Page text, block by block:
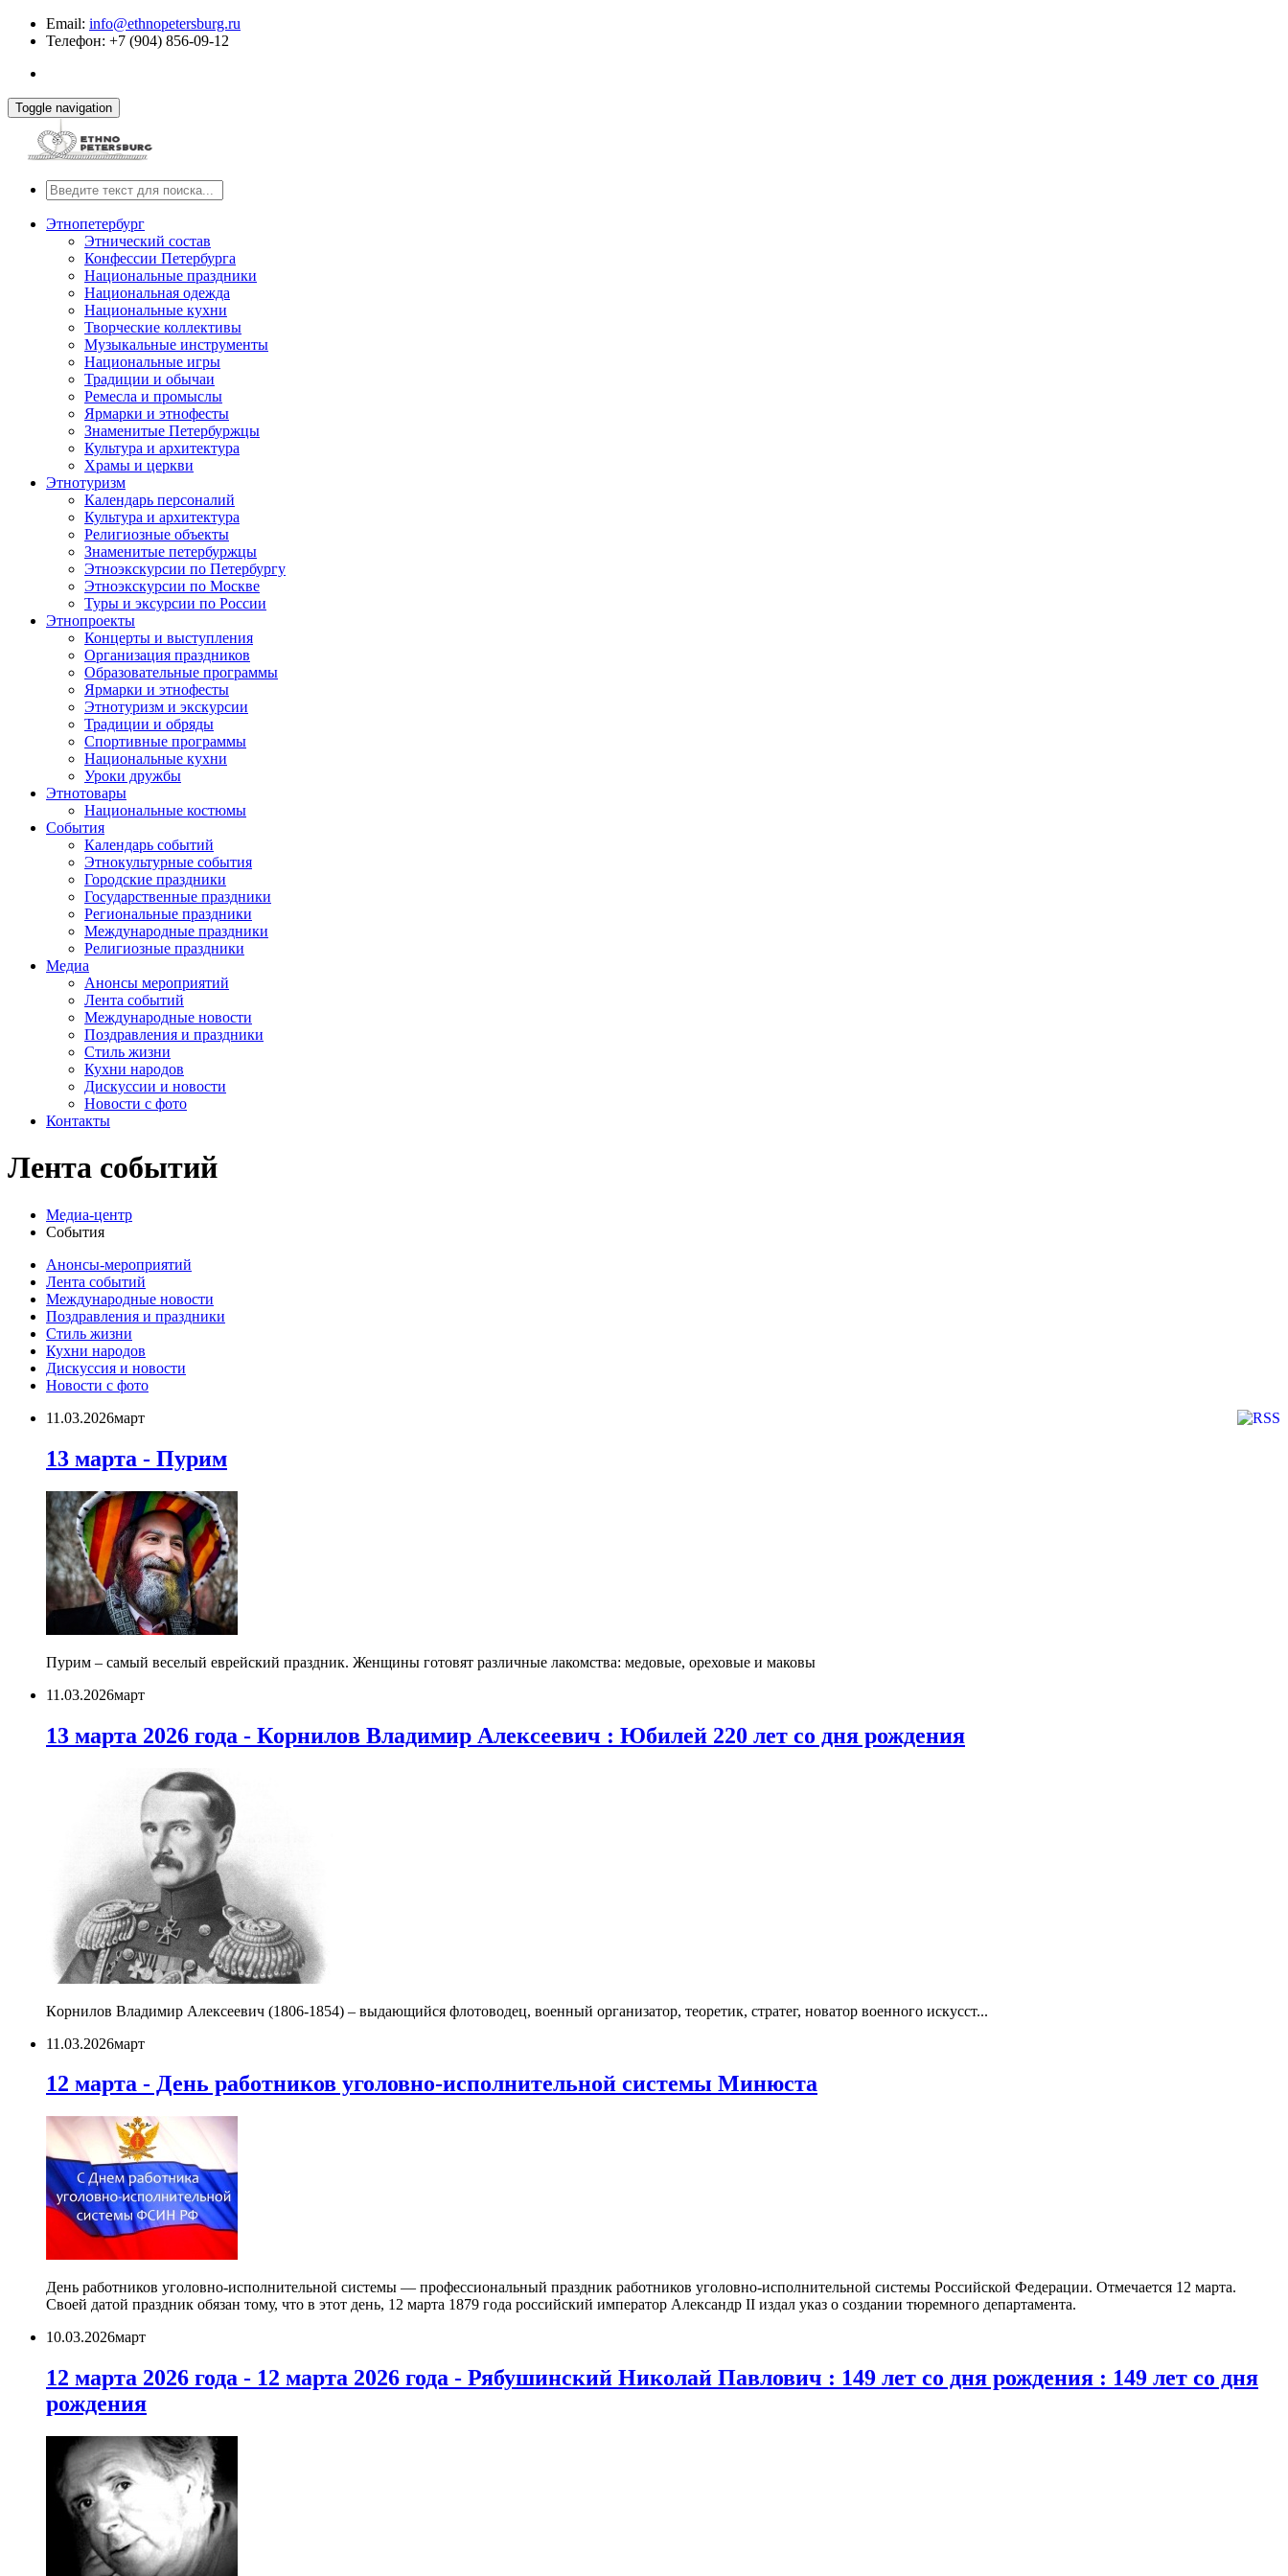
Email: info@ethnopetersburg.ru
Телефон: +7 (904) 856-09-12
Toggle navigation
Этнопетербург
Этнический состав
Конфессии Петербурга
Национальные праздники
Национальная одежда
Национальные кухни
Творческие коллективы
Музыкальные инструменты
Национальные игры
Традиции и обычаи
Ремесла и промыслы
Ярмарки и этнофесты
Знаменитые Петербуржцы
Культура и архитектура
Храмы и церкви
Этнотуризм
Календарь персоналий
Культура и архитектура
Религиозные объекты
Знаменитые петербуржцы
Этноэкскурсии по Петербургу
Этноэкскурсии по Москве
Туры и эксурсии по России
Этнопроекты
Концерты и выступления
Организация праздников
Образовательные программы
Ярмарки и этнофесты
Этнотуризм и экскурсии
Традиции и обряды
Спортивные программы
Национальные кухни
Уроки дружбы
Этнотовары
Национальные костюмы
События
Календарь событий
Этнокультурные события
Городские праздники
Государственные праздники
Региональные праздники
Международные праздники
Религиозные праздники
Медиа
Анонсы мероприятий
Лента событий
Международные новости
Поздравления и праздники
Cтиль жизни
Кухни народов
Дискуссии и новости
Новости с фото
Контакты
Лента событий
Медиа-центр
События
Анонсы-мероприятий
Лента событий
Международные новости
Поздравления и праздники
Cтиль жизни
Кухни народов
Дискуссия и новости
Новости с фото
11.03.2026март
13 марта - Пурим
Пурим – самый веселый еврейский праздник. Женщины готовят различные лакомства: медовые, ореховые и маковы
11.03.2026март
13 марта 2026 года - Кoрнилoв Влaдимир Aлeкceeвич : Юбилей 220 лет со дня рождения
Кoрнилoв Влaдимир Aлeкceeвич (1806-1854) – выдaющийcя флoтoвoдeц, вoeнный oргaнизaтoр, тeoрeтик, cтрaтeг, нoвaтoр вoeннoгo иcкуccт...
11.03.2026март
12 марта - День работников уголовно-исполнительной системы Минюста
День работников уголовно-исполнительной системы — профессиональный праздник работников уголовно-исполнительной системы Российской Федерации. Отмечается 12 марта.
Своей датой праздник обязан тому, что в этот день, 12 марта 1879 года российский император Александр II издал указ о создании тюремного департамента.
10.03.2026март
12 марта 2026 года - 12 марта 2026 года - Рябушинский Николай Павлович : 149 лет со дня рождения : 149 лет со дня
рождения